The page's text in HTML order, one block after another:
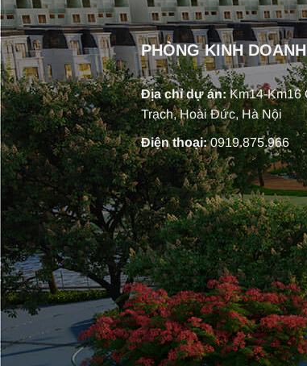
PHÒNG KINH
Địa chỉ dự án:Km14-Km16
Trạch, Hoài Đức, Hà Nội
Điện thoại:0919.875.966